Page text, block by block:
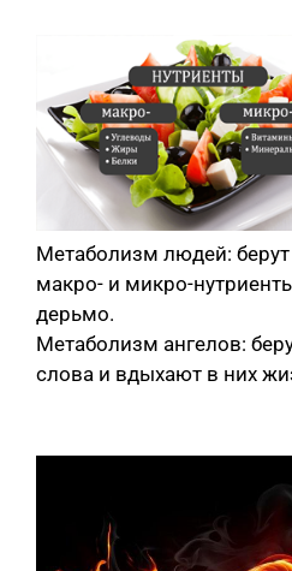
Метаболизм людей:
макро- и микро-
дерьмо.
Метаболизм ангелов:
слова и вдыхают в них